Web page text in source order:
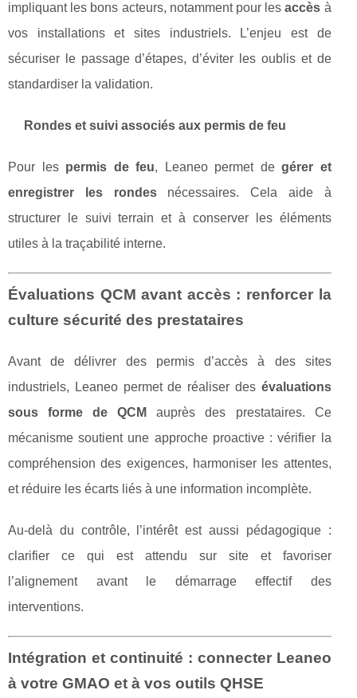
impliquant les bons acteurs, notamment pour lesaccès à
vos installations et sites industriels. L’enjeu est de
sécuriser le passage d’étapes, d’éviter les oublis et de
standardiser la validation.
Rondes et suivi associés aux permis de feu
Pour les permis de feu, Leaneo permet degérer et
enregistrer les rondesnécessaires. Cela aide à
structurer le suivi terrain et à conserver les éléments
utiles à la traçabilité interne.
Évaluations QCM avant accès : renforcer la
culture sécurité des prestataires
Avant de délivrer des permis d’accès à des sites
industriels, Leaneo permet de réaliser des évaluations
sous forme de QCM
auprès des prestataires. Ce
mécanisme soutient une approche proactive : vérifier la
compréhension des exigences, harmoniser les attentes,
et réduire les écarts liés à une information incomplète.
Au-delà du contrôle, l’intérêt est aussi pédagogique :
clarifier ce qui est attendu sur site et favoriser
l’alignement avant le démarrage effectif des
interventions.
Intégration et continuité : connecter Leaneo
à votre GMAO et à vos outils QHSE